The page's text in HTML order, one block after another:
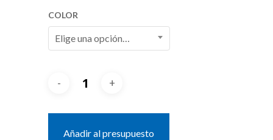
COLOR
Elige una opción…
Añadir al presupuesto